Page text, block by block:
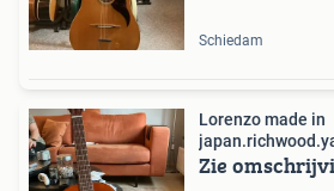
Schiedam
Lorenzo made in
Zie